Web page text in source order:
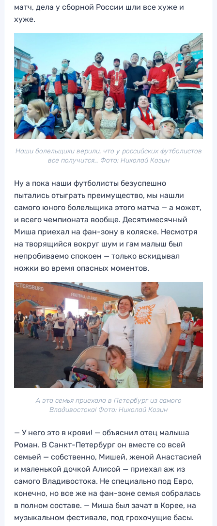
матч, дела у сборной России шли все хуже и
хуже.
Наши болельщики верили, что у российских футболистов
все получится… Фото: Николай Козин
Ну а пока наши футболисты безуспешно
пытались отыграть преимущество, мы нашли
самого юного болельщика этого матча — а может,
и всего чемпионата вообще. Десятимесячный
Миша приехал на фан-зону в коляске. Несмотря
на творящийся вокруг шум и гам малыш был
непробиваемо спокоен — только вскидывал
ножки во время опасных моментов.
А эта семья приехала в Петербург из самого
Владивостока! Фото: Николай Козин
— У него это в крови! — объяснил отец малыша
Роман. В Санкт-Петербург он вместе со всей
семьей — собственно, Мишей, женой Анастасией
и маленькой дочкой Алисой — приехал аж из
самого Владивостока. Не специально под Евро,
конечно, но все же на фан-зоне семья собралась
в полном составе. — Миша был зачат в Корее, на
музыкальном фестивале, под грохочущие басы.